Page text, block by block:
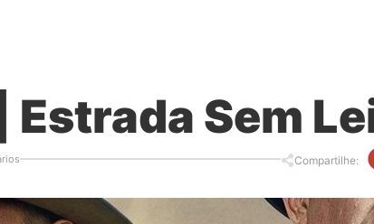
Sem
Compartilhe: